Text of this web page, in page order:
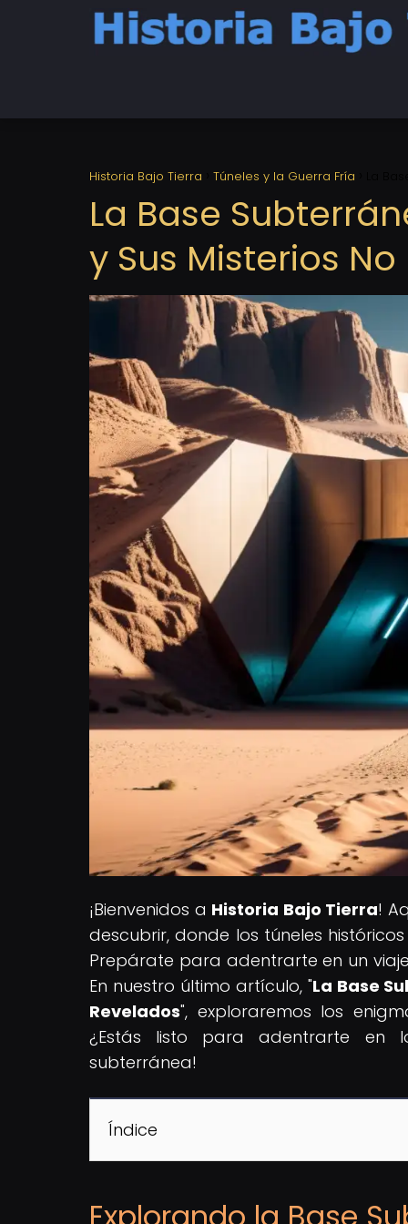
Historia Bajo Tierra Túneles y la Guerra Fría
La Base
y Sus Misterios
¡Bienvenidos a Historia Bajo Tierra!
descubrir, donde los túneles
Prepárate para adentrarte en un
En nuestro último artículo, "La Base
Revelados", exploraremos los
¿Estás listo para adentrarte en
subterránea!
Índice